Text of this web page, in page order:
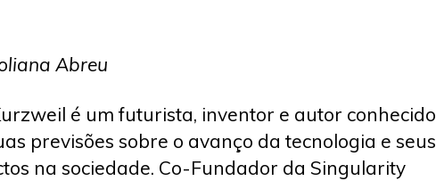
Abreu
é um futurista, inventor e autor conhecido
previsões sobre o avanço da tecnologia e seus
na sociedade. Co-Fundador da Singularity